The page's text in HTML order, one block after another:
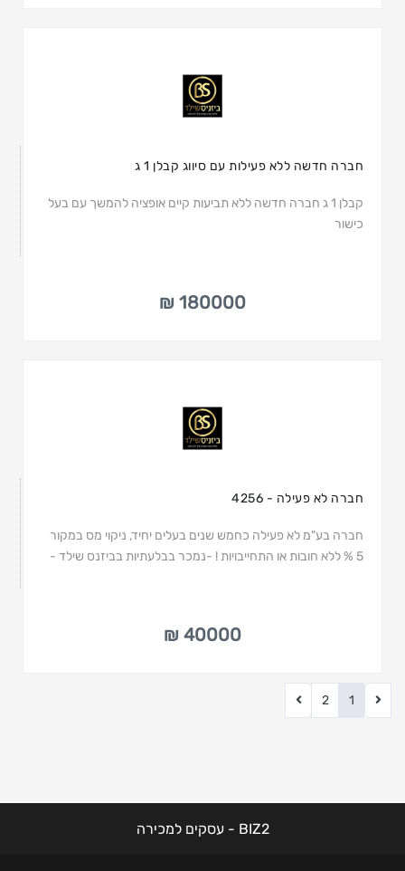
חברה חדשה ללא פעילות עם סיווג קבלן 1 ג
קבלן 1 ג חברה חדשה ללא תביעות קיים אופציה להמשך עם בעל
כישור
180000 ₪
חברה לא פעילה - 4256
חברה בע"מ לא פעילה כחמש שנים בעלים יחיד, ניקוי מס במקור
5 % ללא חובות או התחייבויות ! -נמכר בבלעתיות בביזנס שילד -
40000 ₪
1
2
BIZ2 - עסקים למכירה